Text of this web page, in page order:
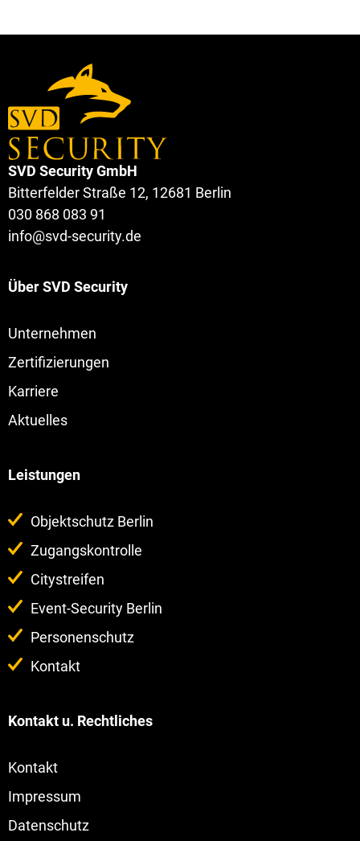
SVD Security GmbH
Bitterfelder Straße 12, 12681 Berlin
030 868 083 91
info@svd-security.de
Über SVD Security
Navigation
überspringen
Unternehmen
Zertifizierungen
Karriere
Aktuelles
Leistungen
Navigation
überspringen
Objektschutz Berlin
Zugangskontrolle
Citystreifen
Event-Security Berlin
Personenschutz
Kontakt
Kontakt u. Rechtliches
Navigation
überspringen
Kontakt
Impressum
Datenschutz